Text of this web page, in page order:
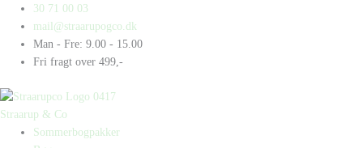
indholdet
30 71 00 03
mail@straarupogco.dk
Man - Fre: 9.00 - 15.00
Fri fragt over 499,-
Straarup & Co
Sommerbogpakker
Products
search
Products
search
alene